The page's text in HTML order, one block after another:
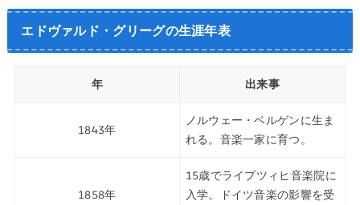
エドヴァルド・グリーグの生涯年表
年 出来事
1843年
ノルウェー・ベルゲンに生ま
れる。音楽一家に育つ。
1858年
15歳でライプツィヒ音楽院に
入学。ドイツ音楽の影響を受